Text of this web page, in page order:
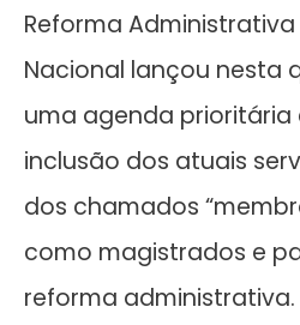
Reforma
Nacional lançou nesta
uma agenda prioritária
inclusão dos atuais
dos chamados
como magistrados e
reforma